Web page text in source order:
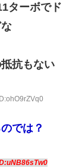
ターボでド
抗もない
では？